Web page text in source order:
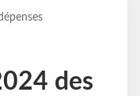
des